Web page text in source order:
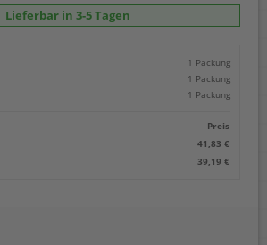
Lieferbar in 3-5 Tagen
1 Packung
1 Packung
1 Packung
Preis
41,83 €
39,19 €